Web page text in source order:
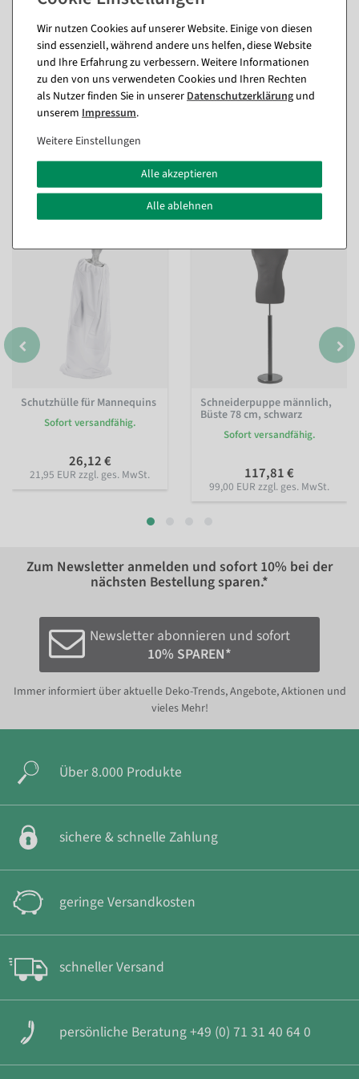
Passende Artikel zu diesem Produkt
(8)
Schutzhülle für Mannequins
Sofort versandfähig.
26,12 €
21,95 EUR zzgl. ges. MwSt.
Schneiderpuppe männlich,
Büste 78 cm, schwarz
Sofort versandfähig.
117,81 €
99,00 EUR zzgl. ges. MwSt.
Zum Newsletter anmelden und sofort 10% bei der
nächsten Bestellung sparen.*
Newsletter abonnieren und sofort
10% SPAREN*
Immer informiert über aktuelle Deko-Trends, Angebote, Aktionen und
vieles Mehr!
Über 8.000 Produkte
sichere & schnelle Zahlung
geringe Versandkosten
schneller Versand
persönliche Beratung +49 (0) 71 31 40 64 0
Wir nutzen Cookies auf unserer Website. Einige von diesen
sind essenziell, während andere uns helfen, diese Website
und Ihre Erfahrung zu verbessern. Weitere Informationen
zu den von uns verwendeten Cookies und Ihren Rechten
als Nutzer finden Sie in unsererDaten­schutz­erklärung und
unserem Impressum.
Weitere Einstellungen
Alle akzeptieren
Alle ablehnen